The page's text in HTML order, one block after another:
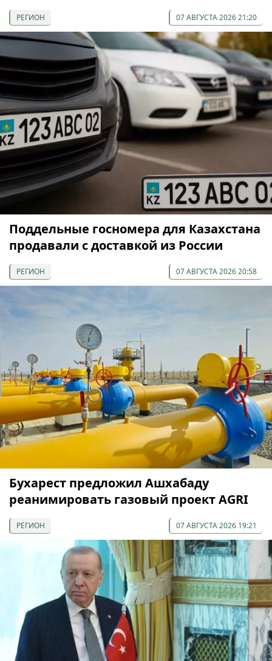
РЕГИОН 07 АВГУСТА 2026 21:20
Поддельные госномера для Казахстана
продавали с доставкой из России
РЕГИОН 07 АВГУСТА 2026 20:58
Бухарест предложил Ашхабаду
реанимировать газовый проект AGRI
РЕГИОН 07 АВГУСТА 2026 19:21